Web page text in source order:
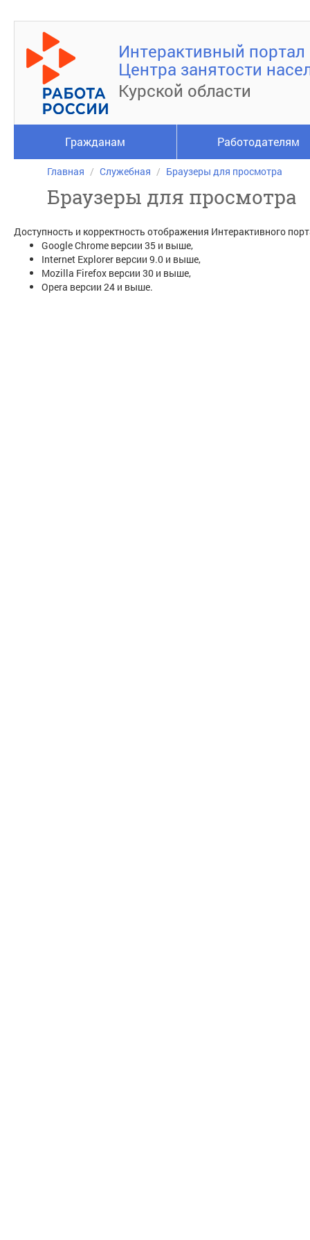
Интерактивный портал
Центра занятости
Курской области
Гражданам Работодателям
Главная Служебная Браузеры для просмотра
Браузеры для просмотра
Доступность и корректность отображения Интерактивного
Google Chrome версии 35 и выше,
Internet Explorer версии 9.0 и выше,
Mozilla Firefox версии 30 и выше,
Opera версии 24 и выше.